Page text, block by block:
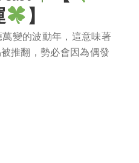
】
變的波動年，這意味著
推翻，勢必會因為偶發